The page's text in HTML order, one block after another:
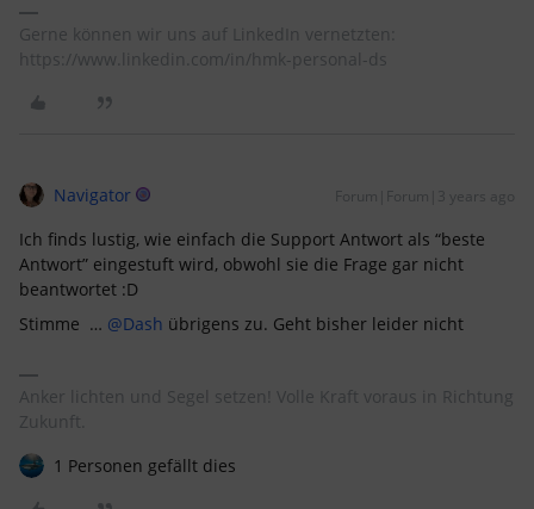
Gerne können wir uns auf LinkedIn vernetzten:
https://www.linkedin.com/in/hmk-personal-ds
Navigator Forum|Forum|3 years ago
Ich finds lustig, wie einfach die Support Antwort als “beste
Antwort” eingestuft wird, obwohl sie die Frage gar nicht
beantwortet :D
Stimme … @Dash übrigens zu. Geht bisher leider nicht
Anker lichten und Segel setzen! Volle Kraft voraus in Richtung
Zukunft.
1 Personen gefällt dies